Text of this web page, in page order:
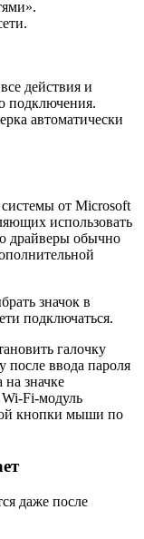
действия и
подключения.
автоматически
от Microsoft
использовать
драйверы обычно
значок в
подключаться.
галочку
после ввода пароля
значке
Wi-Fi-модуль
кнопки мыши по
даже после